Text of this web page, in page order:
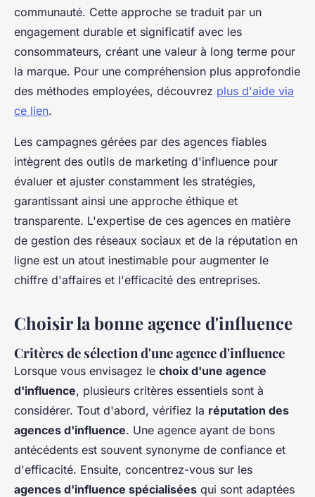
communauté. Cette approche se traduit par un
engagement durable et significatif avec les
consommateurs, créant une valeur à long terme pour
la marque. Pour une compréhension plus approfondie
des méthodes employées, découvrez plus d'aide via
ce lien.
Les campagnes gérées par des agences fiables
intègrent des outils de marketing d'influence pour
évaluer et ajuster constamment les stratégies,
garantissant ainsi une approche éthique et
transparente. L'expertise de ces agences en matière
de gestion des réseaux sociaux et de la réputation en
ligne est un atout inestimable pour augmenter le
chiffre d'affaires et l'efficacité des entreprises.
Choisir la bonne agence d'influence
Critères de sélection d'une agence d'influence
Lorsque vous envisagez le choix d'une agence
d'influence, plusieurs critères essentiels sont à
considérer. Tout d'abord, vérifiez la réputation des
agences d'influence. Une agence ayant de bons
antécédents est souvent synonyme de confiance et
d'efficacité. Ensuite, concentrez-vous sur les
agences d'influence spécialisées qui sont adaptées